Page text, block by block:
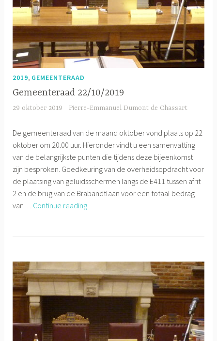
2019 GEMEENTERAAD
Gemeenteraad 22/10/2019
29 oktober 2019 Pierre-Emmanuel Dumont de Chassart
De gemeenteraad van de maand oktober vond plaats op 22
oktober om 20.00 uur. Hieronder vindt u een samenvatting
van de belangrijkste punten die tijdens deze bijeenkomst
zijn besproken. Goedkeuring van de overheidsopdracht voor
de plaatsing van geluidsschermen langs de E411 tussen afrit
2 en de brug van de Brabandtlaan voor een totaal bedrag
van… Continue readingGemeenteraad